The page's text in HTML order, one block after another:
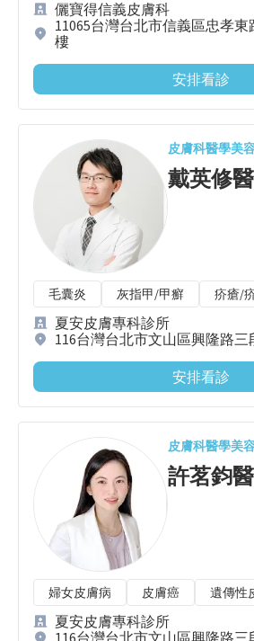
儷寶得信義皮膚科
11065台灣台北市信義區忠孝東
樓
安排看診
皮膚科醫學美
戴英修
毛囊炎 灰指甲/甲癬 疥瘡/
夏安皮膚專科診所
116台灣台北市文山區興隆路三
安排看診
皮膚科醫學美
許茗鈞
婦女皮膚病 皮膚癌 遺傳性
夏安皮膚專科診所